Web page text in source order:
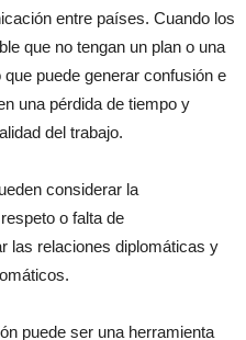
entre países. Cuando los
que no tengan un plan o una
puede generar confusión e
una pérdida de tiempo y
del trabajo.
considerar la
o falta de
las relaciones diplomáticas y
puede ser una herramienta